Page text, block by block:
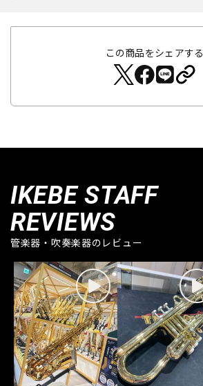
この商品をシェアする
IKEBE STAFF
REVIEWS
管楽器・吹奏楽器のレビュー